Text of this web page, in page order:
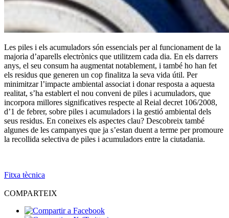
Les piles i els acumuladors són essencials per al funcionament de la
majoria d’aparells electrònics que utilitzem cada dia. En els darrers
anys, el seu consum ha augmentat notablement, i també ho han fet
els residus que generen un cop finalitza la seva vida útil. Per
minimitzar l’impacte ambiental associat i donar resposta a aquesta
realitat, s’ha establert el nou conveni de piles i acumuladors, que
incorpora millores significatives respecte al Reial decret 106/2008,
d’1 de febrer, sobre piles i acumuladors i la gestió ambiental dels
seus residus. En coneixes els aspectes clau? Descobreix també
algunes de les campanyes que ja s’estan duent a terme per promoure
la recollida selectiva de piles i acumuladors entre la ciutadania.
Fitxa tècnica
COMPARTEIX